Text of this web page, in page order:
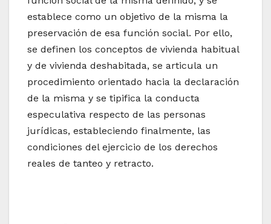
establece como un objetivo de la misma la
preservación de esa función social. Por ello,
se definen los conceptos de vivienda habitual
y de vivienda deshabitada, se articula un
procedimiento orientado hacia la declaración
de la misma y se tipifica la conducta
especulativa respecto de las personas
jurídicas, estableciendo finalmente, las
condiciones del ejercicio de los derechos
reales de tanteo y retracto.